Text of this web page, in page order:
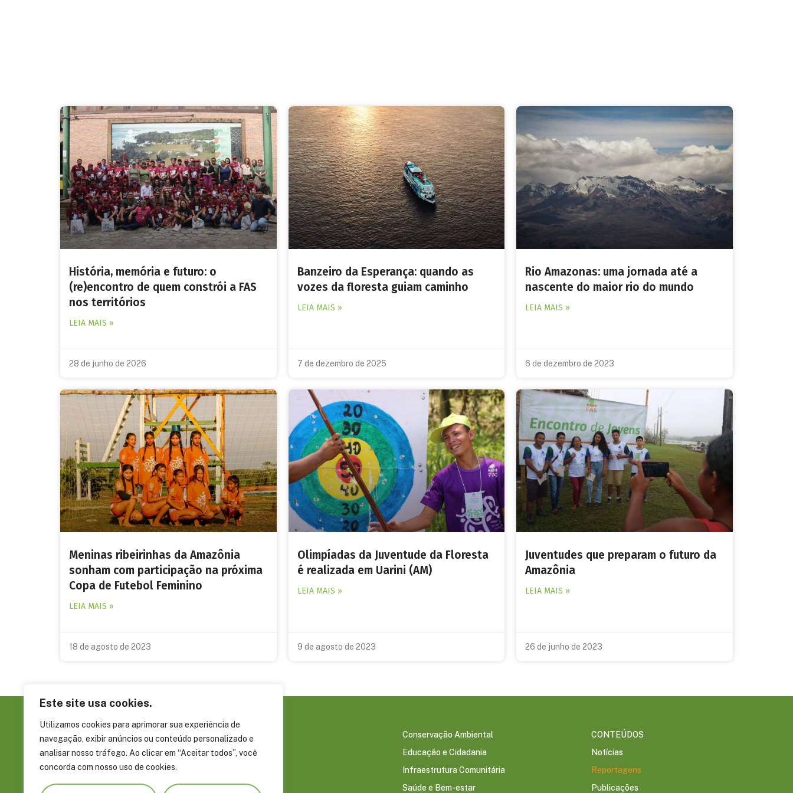
Este site usa cookies.
Utilizamos cookies para aprimorar sua experiência de
navegação, exibir anúncios ou conteúdo personalizado e
analisar nosso tráfego. Ao clicar em “Aceitar todos”, você
concorda com nosso uso de cookies.
História, memória e futuro: o
(re)encontro de quem constrói a FAS
nos territórios
LEIA MAIS »
28 de junho de 2026
Banzeiro da Esperança: quando as
vozes da floresta guiam caminho
LEIA MAIS »
7 de dezembro de 2025
Rio Amazonas: uma jornada até a
nascente do maior rio do mundo
LEIA MAIS »
6 de dezembro de 2023
Meninas ribeirinhas da Amazônia
sonham com participação na próxima
Copa de Futebol Feminino
LEIA MAIS »
18 de agosto de 2023
Olimpíadas da Juventude da Floresta
é realizada em Uarini (AM)
LEIA MAIS »
9 de agosto de 2023
Juventudes que preparam o futuro da
Amazônia
LEIA MAIS »
26 de junho de 2023
Rua Álvaro Braga, 351, Parque Dez de
69055-660
Sobre a FAS
Governança
Parceiros
Conservação Ambiental
Educação e Cidadania
Infraestrutura Comunitária
Saúde e Bem-estar
CONTEÚDOS
Notícias
Reportagens
Publicações